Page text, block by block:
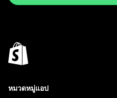
หมวดหมู่แอป